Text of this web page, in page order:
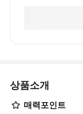
상품소개
매력포인트